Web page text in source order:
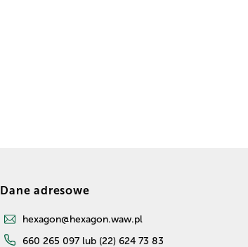
Dane adresowe
hexagon@hexagon.waw.pl
660 265 097 lub (22) 624 73 83